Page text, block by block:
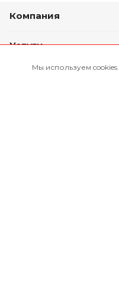
Компания
Услуги
Условия оплаты
Мы используем cookies.